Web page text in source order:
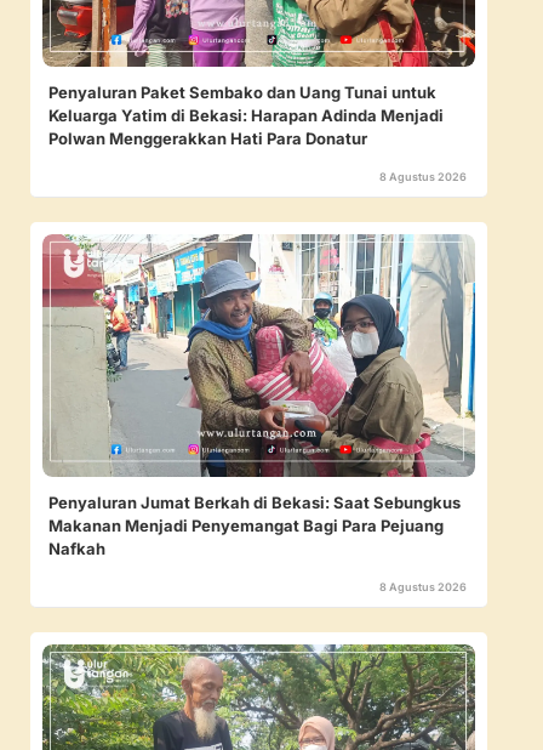
Penyaluran Paket Sembako dan Uang Tunai untuk
Keluarga Yatim di Bekasi: Harapan Adinda Menjadi
Polwan Menggerakkan Hati Para Donatur
8 Agustus 2026
Penyaluran Jumat Berkah di Bekasi: Saat Sebungkus
Makanan Menjadi Penyemangat Bagi Para Pejuang
Nafkah
8 Agustus 2026